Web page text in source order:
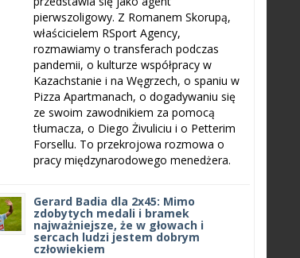
pierwszoligowy. Z Romanem Skorupą,
właścicielem RSport Agency,
rozmawiamy o transferach podczas
pandemii, o kulturze współpracy w
Kazachstanie i na Węgrzech, o spaniu w
Pizza Apartmanach, o dogadywaniu się
ze swoim zawodnikiem za pomocą
tłumacza, o Diego Żivuliciu i o Petterim
Forsellu. To przekrojowa rozmowa o
pracy międzynarodowego menedżera.
Gerard Badia dla 2x45: Mimo
zdobytych medali i bramek
najważniejsze, że w głowach i
sercach ludzi jestem dobrym
człowiekiem